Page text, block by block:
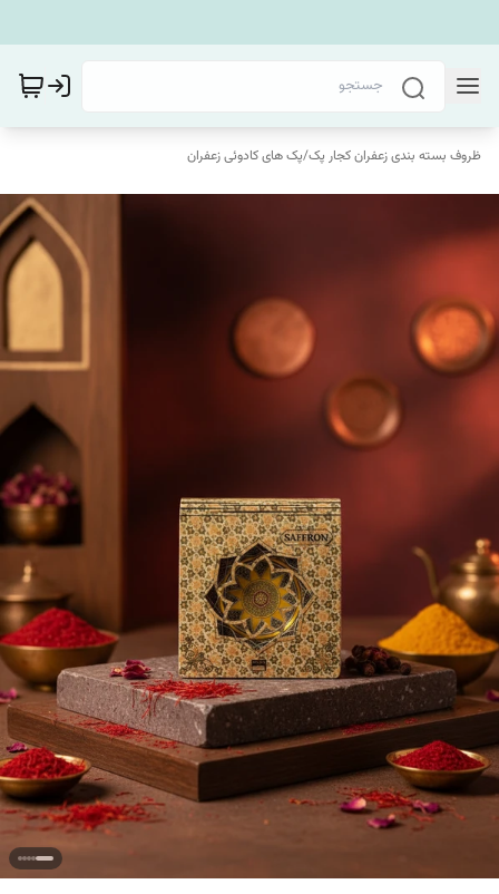
ظروف بسته بندی زعفران کجار پک/پک های کادوئی زعفران